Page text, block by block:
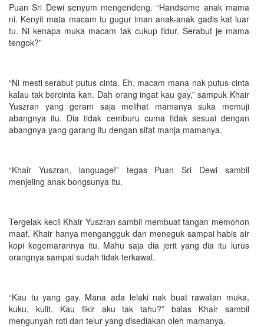
Puan Sri Dewi senyum mengendeng. “Handsome anak mama
ni. Kenyit mata macam tu gugur iman anak-anak gadis kat luar
tu. Ni kenapa muka macam tak cukup tidur. Serabut je mama
tengok?”
“Ni mesti serabut putus cinta. Eh, macam mana nak putus cinta
kalau tak bercinta kan. Dah orang ingat kau gay,” sampuk Khair
Yuszran yang geram saja melihat mamanya suka memuji
abangnya itu. Dia tidak cemburu cuma tidak sesuai dengan
abangnya yang garang itu dengan sifat manja mamanya.
“Khair Yuszran, language!” tegas Puan Sri Dewi sambil
menjeling anak bongsunya itu.
Tergelak kecil Khair Yuszran sambil membuat tangan memohon
maaf. Khair hanya mengangguk dan meneguk sampai habis air
kopi kegemarannya itu. Mahu saja dia jerit yang dia itu lurus
orangnya sampai sudah tidak terkawal.
“Kau tu yang gay. Mana ada lelaki nak buat rawatan muka,
kuku, kulit. Kau fikir aku tak tahu?” balas Khair sambil
mengunyah roti dan telur yang disediakan oleh mamanya.